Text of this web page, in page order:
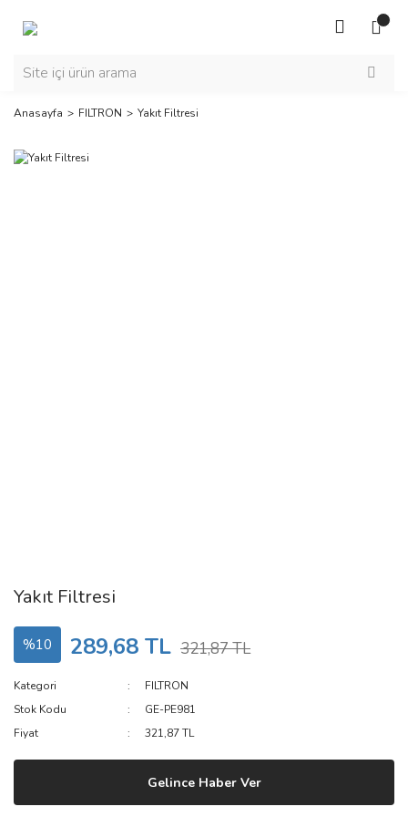
Anasayfa FILTRON Yakıt Filtresi
Yakıt Filtresi
%10 289,68 TL 321,87 TL
Kategori
FILTRON
Stok Kodu
GE-PE981
Fiyat
321,87 TL
Gelince Haber Ver